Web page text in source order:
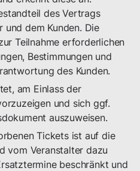
des Vertrags
und dem Kunden. Die
Teilnahme erforderlichen
Bestimmungen und
des Kunden.
am Einlass der
und sich ggf.
auszuweisen.
Tickets ist auf die
vom Veranstalter dazu
beschränkt und